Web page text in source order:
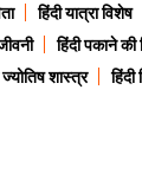
हिंदी यात्रा विशेष
हिंदी पकाने की
ज्योतिष शास्त्र हिंदी